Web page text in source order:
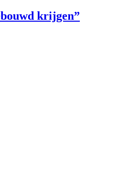
krijgen”